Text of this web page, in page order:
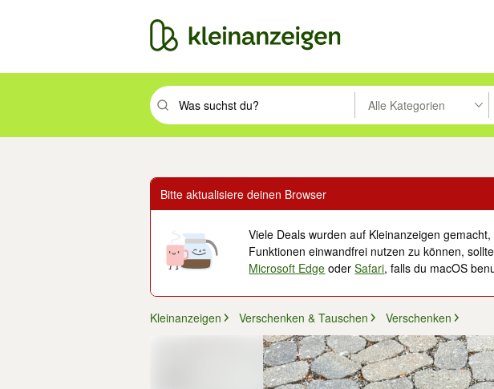
Suchbegriff eingeben. Eingabetaste drücken um zu suchen, oder
Alle Kategorien
Bitte aktualisiere deinen Browser
Viele Deals wurden auf Kleinanzeigen
Funktionen einwandfrei nutzen zu können,
Microsoft Edge oderSafari, falls du macOS
Kleinanzeigen Verschenken & Tauschen Verschenken